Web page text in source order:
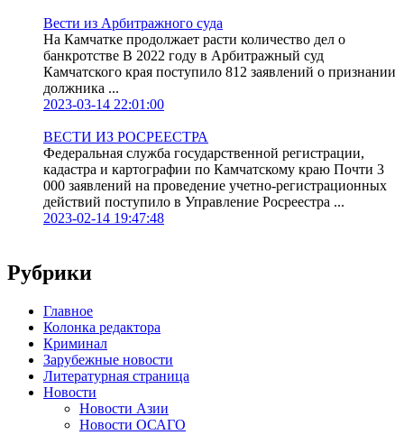
Вести из Арбитражного суда
На Камчатке продолжает расти количество дел о
банкротстве В 2022 году в Арбитражный суд
Камчатского края поступило 812 заявлений о признании
должника ...
2023-03-14 22:01:00
ВЕСТИ ИЗ РОСРЕЕСТРА
Федеральная служба государственной регистрации,
кадастра и картографии по Камчатскому краю Почти 3
000 заявлений на проведение учетно-регистрационных
действий поступило в Управление Росреестра ...
2023-02-14 19:47:48
Рубрики
Главное
Колонка редактора
Криминал
Зарубежные новости
Литературная страница
Новости
Новости Азии
Новости ОСАГО